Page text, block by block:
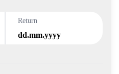
Return
dd.mm.yyyy